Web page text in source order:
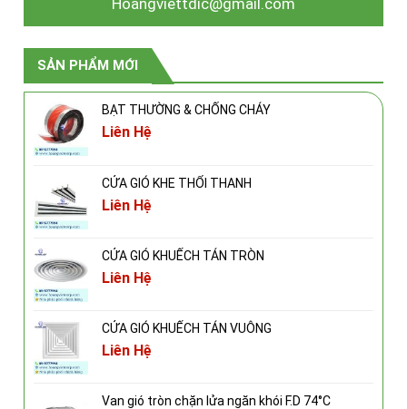
SẢN PHẨM MỚI
BẠT THƯỜNG & CHỐNG CHÁY
Liên Hệ
CỬA GIÓ KHE THỔI THANH
Liên Hệ
CỬA GIÓ KHUẾCH TÁN TRÒN
Liên Hệ
CỬA GIÓ KHUẾCH TÁN VUÔNG
Liên Hệ
Van gió tròn chặn lửa ngăn khói F.D 74°C